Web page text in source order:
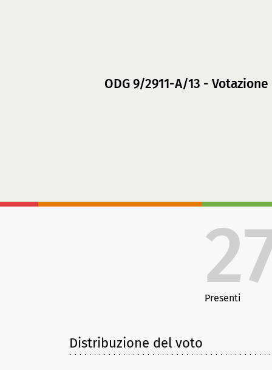
ODG 9/2911-A/13 -
Presenti
Distribuzione del voto